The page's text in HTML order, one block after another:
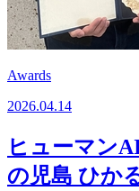
Awards
2026.04.14
ヒューマン
の児島 ひか